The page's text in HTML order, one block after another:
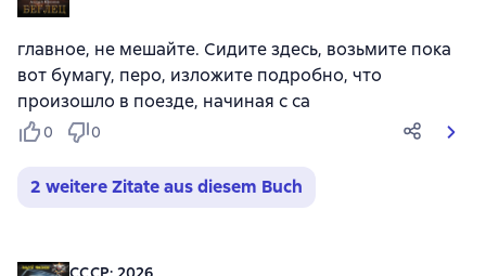
главное, не мешайте. Сидите здесь, возьмите пока
вот бумагу, перо, изложите подробно, что
произошло в поезде, начиная с са
0 0
2 weitere Zitate aus diesem Buch